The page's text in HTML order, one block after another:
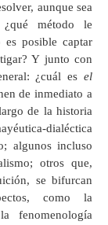
aunque sea
¿qué método le
es posible captar
Y junto con
¿cuál es el
de inmediato a
de la historia
dialéctica
algunos incluso
otros que,
se bifurcan
como la
fenomenología